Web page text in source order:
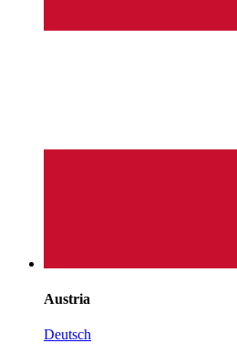
Austria
Deutsch